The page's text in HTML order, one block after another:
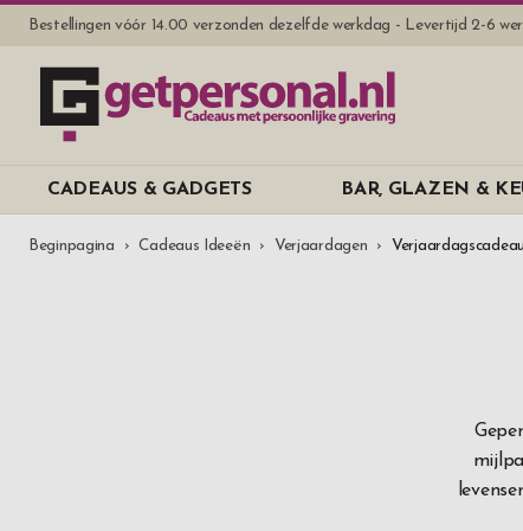
Bestellingen vóór 14.00 verzonden dezelfde werkdag - Levertijd 2-6
CADEAUS & GADGETS BAR, GLAZEN &
Beginpagina Cadeaus Ideeën Verjaardagen